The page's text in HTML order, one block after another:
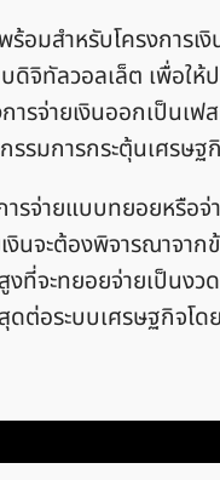
ร้อมสำหรับโครงการ
ดิจิทัลวอลเล็ต เพื่อให้
ารจ่ายเงินออกเป็นเ
รมการกระตุ้นเศรษฐ
ารจ่ายแบบทยอยหรือ
งินจะต้องพิจารณาจา
ที่จะทยอยจ่ายเป็นงว
ดต่อระบบเศรษฐกิจโด